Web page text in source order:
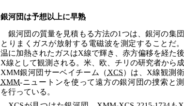
銀河団は予想以上に早熟
銀河団の質量を見積もる方法の1つは、銀河の集
とりまくガスが放射する電磁波を測定することだ
温に加熱されたガスはX線で輝き、赤方偏移を経た
X線として観測される。米、欧、チリの研究者から
XMM銀河団サーベイチーム（ XCS）は、X線観測
XMM-ニュートンを使って遠方の銀河団の捜索と
を行っている。